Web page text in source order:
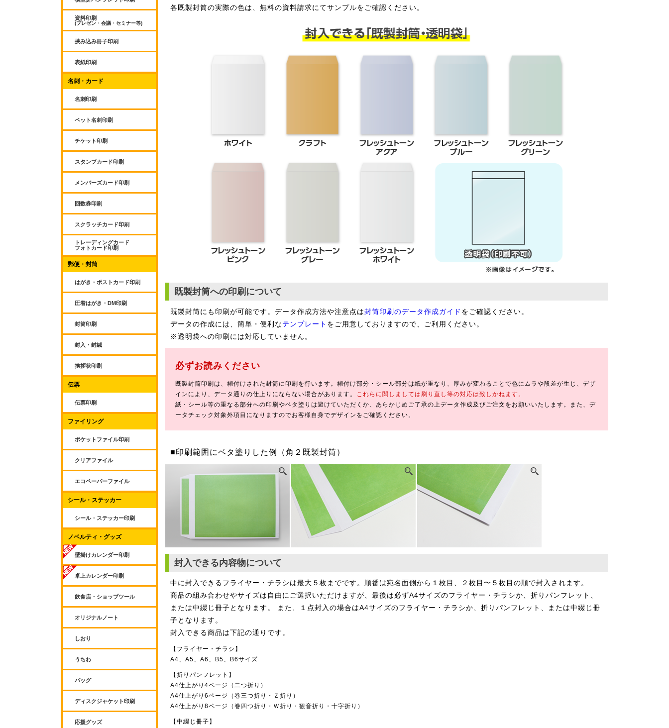
各既製封筒の実際の色は、無料の資料請求にてサンプルをご確認ください。
既製封筒への印刷について
既製封筒にも印刷が可能です。データ作成方法や注意点は封筒印刷のデータ作成ガイド をご確認ください。
データの作成には、簡単・便利なテンプレート をご用意しておりますので、ご利用ください。
※透明袋への印刷には対応していません。
必ずお読みください
既製封筒印刷は、糊付けされた封筒に印刷を行います。糊付け部分・シール部分は紙が重なり、厚みが変わることで色にムラや段差が生じ、デザ
インにより、データ通りの仕上りにならない場合があります。 これらに関しましては刷り直し等の対応は致しかねます。
紙・シール等の重なる部分への印刷やベタ塗りは避けていただくか、あらかじめご了承の上データ作成及びご注文をお願いいたします。また、デ
ータチェック対象外項目になりますのでお客様自身でデザインをご確認ください。
■印刷範囲にベタ塗りした例（角２既製封筒）
封入できる内容物について
中に封入できるフライヤー・チラシは最大５枚までです。順番は宛名面側から１枚目、２枚目〜５枚目の順で封入されます。
商品の組み合わせやサイズは自由にご選択いただけますが、最後は必ずA4サイズのフライヤー・チラシか、折りパンフレット、
または中綴じ冊子となります。 また、１点封入の場合はA4サイズのフライヤー・チラシか、折りパンフレット、または中綴じ冊
子となります。
封入できる商品は下記の通りです。
【フライヤー・チラシ】
A4、A5、A6、B5、B6サイズ
【折りパンフレット】
A4仕上がり4ページ（二つ折り）
A4仕上がり6ページ（巻三つ折り・Ｚ折り）
A4仕上がり8ページ（巻四つ折り・Ｗ折り・観音折り・十字折り）
【中綴じ冊子】
資料印刷
(プレゼン・会議・セミナー等)
挟み込み冊子印刷
表紙印刷
名刺・カード
名刺印刷
ペット名刺印刷
チケット印刷
スタンプカード印刷
メンバーズカード印刷
回数券印刷
スクラッチカード印刷
トレーディングカード
フォトカード印刷
郵便・封筒
はがき・ポストカード印刷
圧着はがき・DM印刷
封筒印刷
封入・封緘
挨拶状印刷
伝票
伝票印刷
ファイリング
ポケットファイル印刷
クリアファイル
エコペーパーファイル
シール・ステッカー
シール・ステッカー印刷
ノベルティ・グッズ
壁掛けカレンダー印刷
卓上カレンダー印刷
飲食店・ショップツール
オリジナルノート
しおり
うちわ
バッグ
ディスクジャケット印刷
応援グッズ